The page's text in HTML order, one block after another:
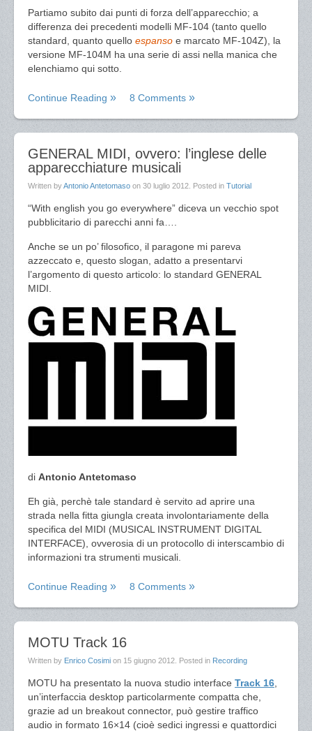
Partiamo subito dai punti di forza dell’apparecchio; a
differenza dei precedenti modelli MF-104 (tanto quello
standard, quanto quello espanso e marcato MF-104Z), la
versione MF-104M ha una serie di assi nella manica che
elenchiamo qui sotto.
Continue Reading 8 Comments
GENERAL MIDI, ovvero: l’inglese delle
apparecchiature musicali
Written byAntonio Antetomaso on 30 luglio 2012 . Posted in Tutorial
“With english you go everywhere” diceva un vecchio spot
pubblicitario di parecchi anni fa….
Anche se un po’ filosofico, il paragone mi pareva
azzeccato e, questo slogan, adatto a presentarvi
l’argomento di questo articolo: lo standard GENERAL
MIDI.
di Antonio Antetomaso
Eh già, perchè tale standard è servito ad aprire una
strada nella fitta giungla creata involontariamente della
specifica del MIDI (MUSICAL INSTRUMENT DIGITAL
INTERFACE), ovverosia di un protocollo di interscambio di
informazioni tra strumenti musicali.
Continue Reading 8 Comments
MOTU Track 16
Written by Enrico Cosimi on 15 giugno 2012 . Posted in Recording
MOTU ha presentato la nuova studio interface Track 16
un’interfaccia desktop particolarmente compatta che,
grazie ad un breakout connector, può gestire traffico
audio in formato 16×14 (cioè sedici ingressi e quattordici